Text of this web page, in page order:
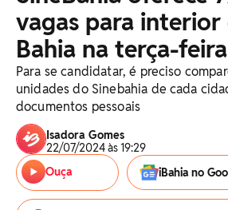
vagas para interior
Bahia na terça-
Para se candidatar, é preciso
unidades do Sinebahia de cada
documentos pessoais
Isadora Gomes
22/07/2024 às 19:29
Ouça
iBahia no